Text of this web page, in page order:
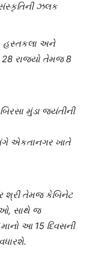
સંસ્કૃતિની ઝલક
હસ્તકલા અને
28 રાજ્યો તેમજ 8
મુંડા જયંતીની
એકતાનગર ખાતે
શ્રી તેમજ કેબિનેટ
સાથે જ
આ 15 દિવસની